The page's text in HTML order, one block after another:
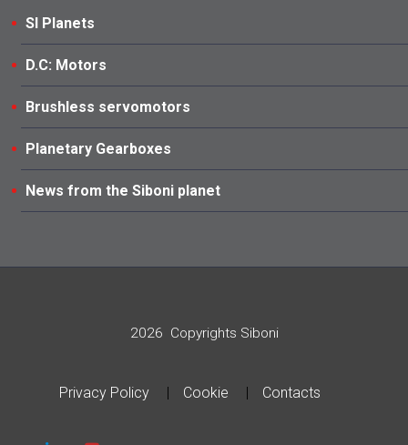
SI Planets
D.C: Motors
Brushless servomotors
Planetary Gearboxes
News from the Siboni planet
2026 Copyrights Siboni
Privacy Policy Cookie Contacts